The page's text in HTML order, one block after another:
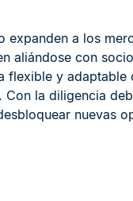
a los
aliándose con
flexible y
la diligencia
nuevas